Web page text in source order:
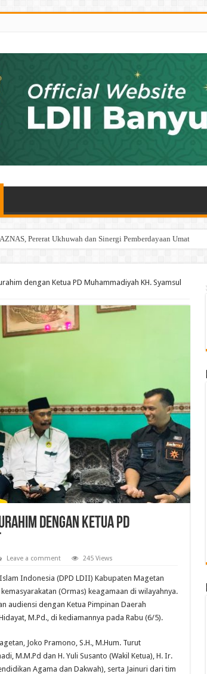
Pererat Ukhuwah dan Sinergi Pemberdayaan Umat
dengan Ketua PD Muhammadiyah KH. Syamsul
dengan Ketua PD
Leave a comment 245 Views
Indonesia (DPD LDII) Kabupaten Magetan
(Ormas) keagamaan di wilayahnya.
audiensi dengan Ketua Pimpinan Daerah
M.Pd., di kediamannya pada Rabu (6/5).
Joko Pramono, S.H., M.Hum. Turut
M.M.Pd dan H. Yuli Susanto (Wakil Ketua), H. Ir.
Agama dan Dakwah), serta Jainuri dari tim